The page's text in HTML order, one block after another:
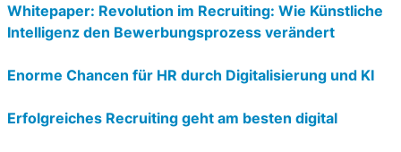
Whitepaper: Revolution im Recruiting: Wie Künstliche
Intelligenz den Bewerbungsprozess verändert
Enorme Chancen für HR durch Digitalisierung und KI
Erfolgreiches Recruiting geht am besten digital